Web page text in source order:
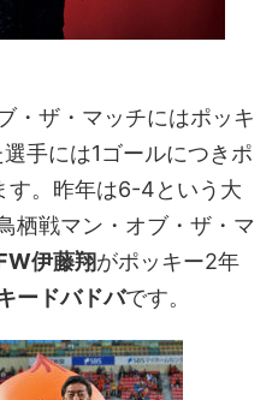
・ザ・マッチにはポッキ
手には1ゴールにつきポ
す。昨年は6-4という大
栖戦マン・オブ・ザ・マ
伊藤翔がポッキー2年
ードバドバです。